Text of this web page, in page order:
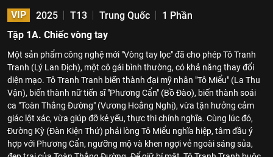
VIP 2025 T13 Trung Quốc
1 Phần
Tập 1A. Chiếc vòng tay
Một sản phẩm công nghệ mới "Vòng tay lọc" đã cho phép Tô Tranh
Tranh (Lý Lan Địch), một cô gái bình thường, có khả năng thay đổi
diện mạo. Tô Tranh Tranh biến thành đại mỹ nhân "Tô Miểu" (La Thu
Vận), biến thành nữ tiến sĩ "Phương Cẩn" (Bồ Đào), biến thành soái
ca "Toàn Thắng Đường" (Vương Hoằng Nghị), vừa tận hưởng cảm
giác lột xác, vừa giúp đỡ kẻ yếu, thực thi chính nghĩa. Cùng lúc đó,
Đường Kỳ (Đàn Kiện Thứ) phải lòng Tô Miểu nghĩa hiệp, tâm đầu ý
hợp với Phương Cẩn, ngưỡng mộ và khen ngợi vẻ ngoài sáng sủa,